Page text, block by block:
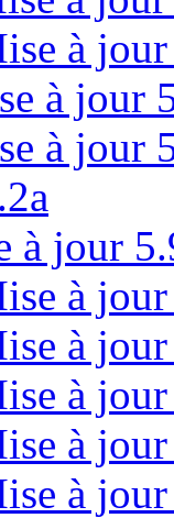
à
à jour
à jour
à jour
à
à
à
à
à